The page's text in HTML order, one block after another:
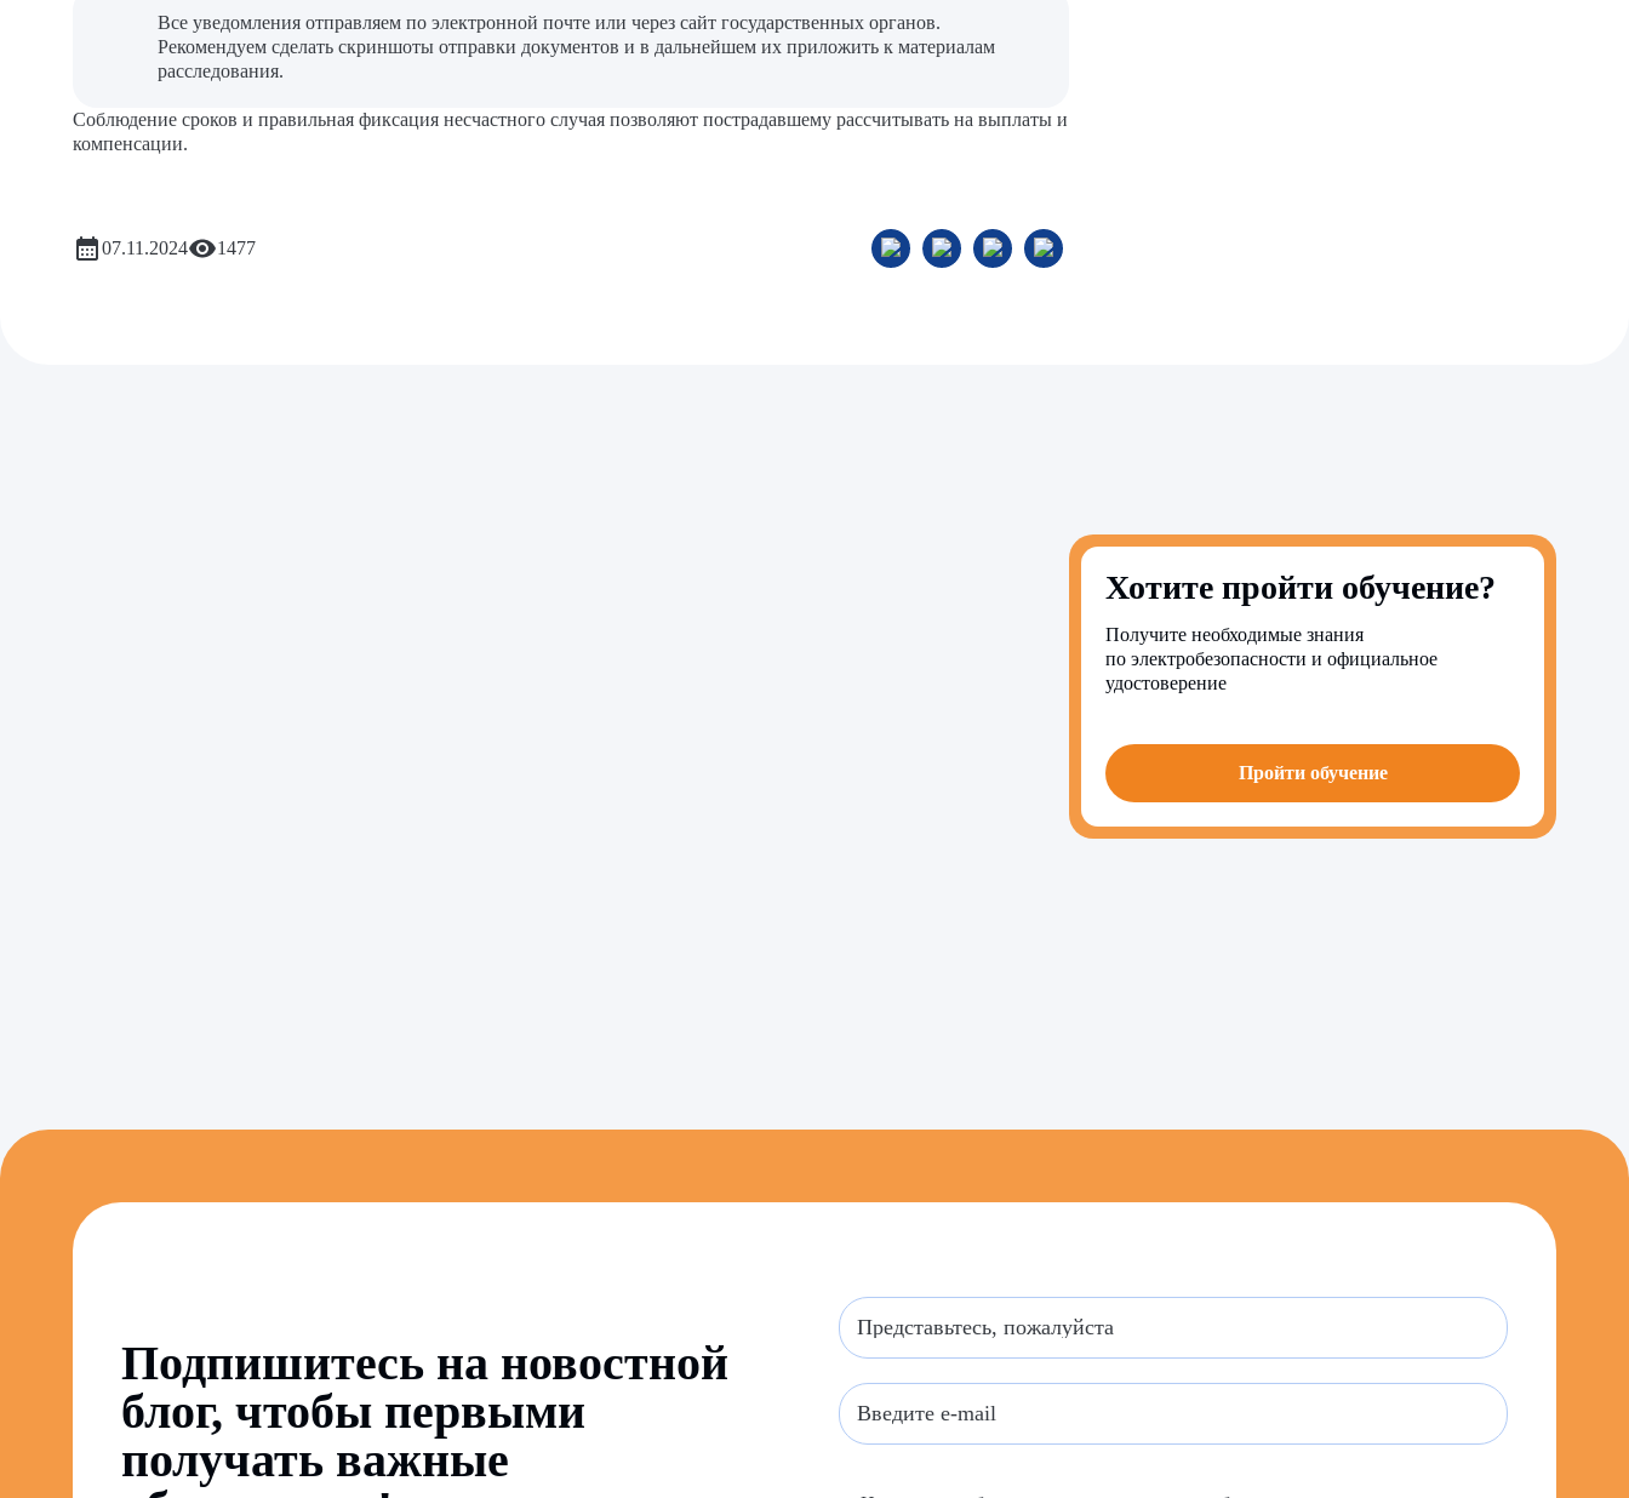
Все уведомления отправляем по электронной почте или через сайт государственных органов.
Рекомендуем сделать скриншоты отправки документов и в дальнейшем их приложить к материалам
расследования.
Соблюдение сроков и правильная фиксация несчастного случая позволяют пострадавшему рассчитывать на выплаты и
компенсации.
07.11.2024 1477
Хотите пройти обучение?
Получите необходимые знания
по электробезопасности и официальное
удостоверение
Пройти обучение
Подпишитесь на новостной
блог, чтобы первыми
получать важные